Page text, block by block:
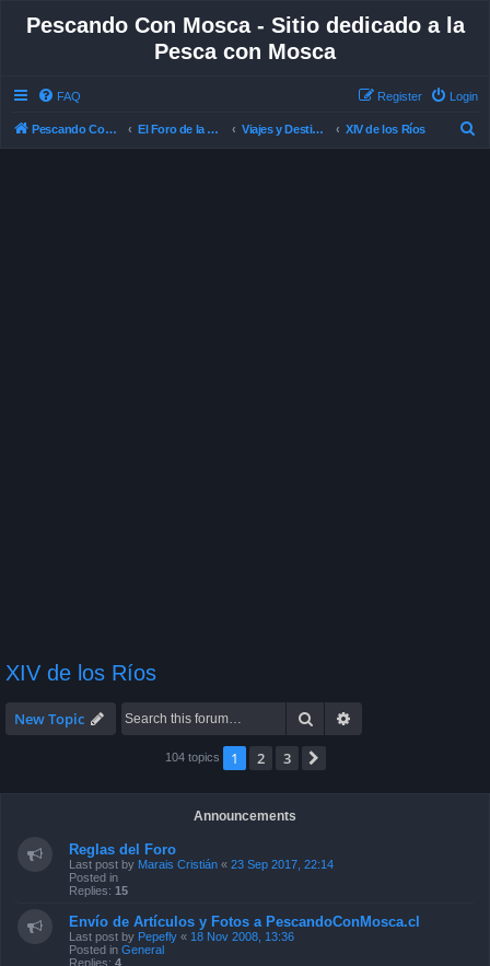
Pescando Con Mosca - Sitio dedicado a la
Pesca con Mosca
FAQ Login
Register
Pescando Con Mosca El Foro de la Pesca con Mosca en Chile Viajes y Destinos de Pesca XIV de los Ríos
XIV de los Ríos
New Topic Search
104 topics 1 2 3
Announcements
Reglas del Foro
Last post by Marais Cristián « 23 Sep 2017, 22:14
Posted in
Replies: 15
Envío de Artículos y Fotos a PescandoConMosca.cl
Last post by Pepefly « 18 Nov 2008, 13:36
Posted in General
Replies: 4